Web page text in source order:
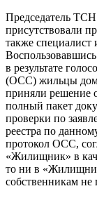
Председатель
присутствовали
также
в результате
(ОСС) жильцы
приняли решение
полный пакет
проверки по
реестра по
протокол ОСС,
«Жилищник» в
то ни в
собственникам не